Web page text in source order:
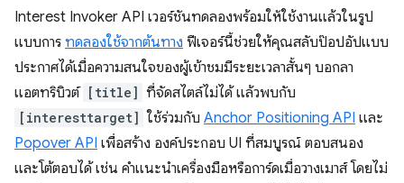
Interest Invoker API เวอร์ชันทดลองพร้อมให้ใช้งานแล้วในรูป
แบบการ ทดลองใช้จากต้นทาง ฟีเจอร์นี้ช่วยให้คุณสลับป๊อปอัปแบบ
ประกาศได้เมื่อความสนใจของผู้เข้าชมมีระยะเวลาสั้นๆ บอกลา
แอตทริบิวต์ [title] ที่จัดสไตล์ไม่ได้ แล้วพบกับ
[interesttarget] ใช้ร่วมกับ Anchor Positioning API และ
Popover API เพื่อสร้าง องค์ประกอบ UI ที่สมบูรณ์ ตอบสนอง
และโต้ตอบได้ เช่น คำแนะนำเครื่องมือหรือการ์ดเมื่อวางเมาส์ โดยไม่